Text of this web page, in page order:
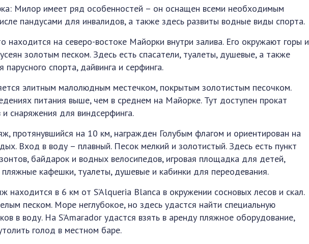
Милор имеет ряд особенностей – он оснащен всеми необходимым
пандусами для инвалидов, а также здесь развиты водные виды спорта.
находится на северо-востоке Майорки внутри залива. Его окружают горы и
золотым песком. Здесь есть спасатели, туалеты, душевые, а также
спорта, дайвинга и серфинга.
элитным малолюдным местечком, покрытым золотистым песочком.
питания выше, чем в среднем на Майорке. Тут доступен прокат
и снаряжения для виндсерфинга.
протянувшийся на 10 км, награжден Голубым флагом и ориентирован на
Вход в воду – плавный. Песок мелкий и золотистый. Здесь есть пункт
байдарок и водных велосипедов, игровая площадка для детей,
пляжные кафешки, туалеты, душевые и кабинки для переодевания.
находится в 6 км от S’Alqueria Blanca в окружении сосновых лесов и скал.
песком. Море неглубокое, но здесь удастся найти специальную
в воду. На S’Amarador удастся взять в аренду пляжное оборудование,
голод в местном баре.